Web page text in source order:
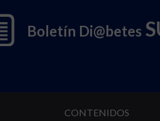
Boletín Di@betes
CONTENIDOS